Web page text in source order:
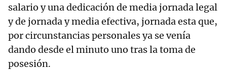
salario y una dedicación de media jornada legal
y de jornada y media efectiva, jornada esta que,
por circunstancias personales ya se venía
dando desde el minuto uno tras la toma de
posesión.